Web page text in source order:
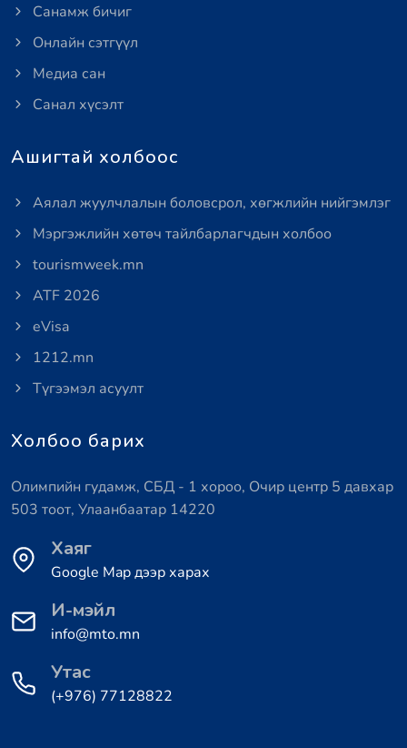
Санамж бичиг
Онлайн сэтгүүл
Медиа сан
Санал хүсэлт
Ашигтай холбоос
Аялал жуулчлалын боловсрол, хөгжлийн нийгэмлэг
Мэргэжлийн хөтөч тайлбарлагчдын холбоо
tourismweek.mn
ATF 2026
eVisa
1212.mn
Түгээмэл асуулт
Холбоо барих
Олимпийн гудамж, СБД - 1 хороо, Очир центр 5 давхар
503 тоот, Улаанбаатар 14220
Хаяг
Google Map дээр харах
И-мэйл
info@mto.mn
Утас
(+976) 77128822